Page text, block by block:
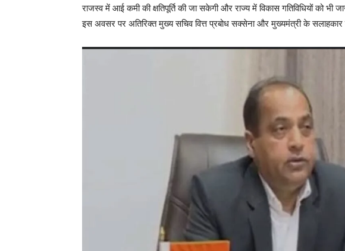
राजस्व में आई कमी की क्षतिपूर्ति की जा सकेगी और राज्य में विकास गतिविधियों को भी
इस अवसर पर अतिरिक्त मुख्य सचिव वित्त प्रबोध सक्सेना और मुख्यमंत्री के